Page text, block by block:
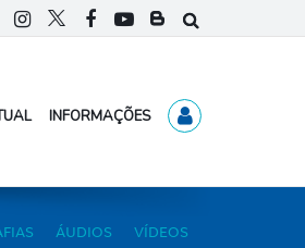
INFORMAÇÕES
ÁUDIOS VÍDEOS